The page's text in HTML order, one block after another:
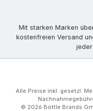
Mit starken Marken
kostenfreien Versand
Alle Preise inkl. gesetzl.
© 2026 Bottle Brands